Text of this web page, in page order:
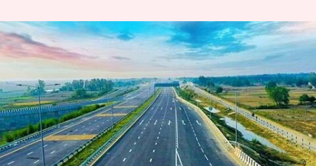
Amaravarti-Hyderabad:
అమరావతి-హైదరాబాద్‌ గ్రీన్‌ఫీల్డ్‌ హైవేకి
కేంద్రం గ్రీన్ సిగ్నల్
వ్రాసిన వారు Sirish Praharaju Apr 09, 2025 03:49 pm
ఈ వార్తాకథనం ఏంటి